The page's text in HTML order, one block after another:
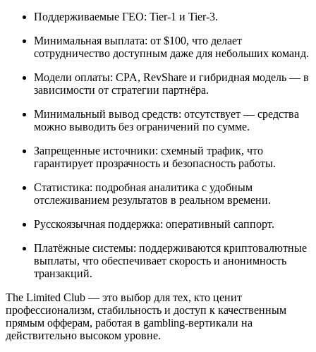
Поддерживаемые ГЕО: Tier-1 и Tier-3.
Минимальная выплата: от $100, что делает
сотрудничество доступным даже для небольших команд.
Модели оплаты: CPA, RevShare и гибридная модель — в
зависимости от стратегии партнёра.
Минимальный вывод средств: отсутствует — средства
можно выводить без ограничений по сумме.
Запрещенные источники: схемный трафик, что
гарантирует прозрачность и безопасность работы.
Статистика: подробная аналитика с удобным
отслеживанием результатов в реальном времени.
Русскоязычная поддержка: оперативный саппорт.
Платёжные системы: поддерживаются криптовалютные
выплаты, что обеспечивает скорость и анонимность
транзакций.
The Limited Club — это выбор для тех, кто ценит
профессионализм, стабильность и доступ к качественным
прямым офферам, работая в gambling-вертикали на
действительно высоком уровне.